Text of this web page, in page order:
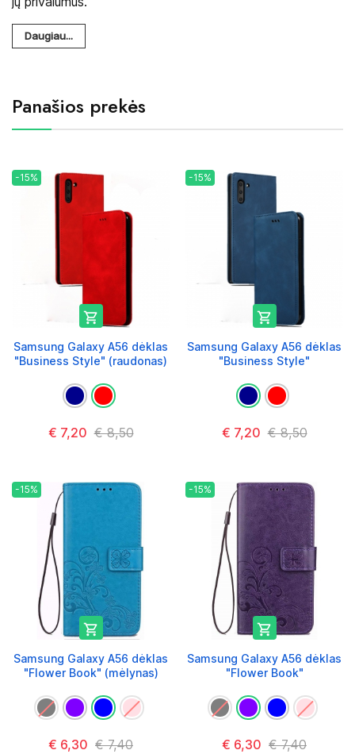
Daugiau...
Panašios prekės
-15%

Samsung Galaxy A56 dėklas
"Business Style" (raudonas)
€ 7,20 € 8,50
-15%

Samsung Galaxy A56 dėklas
"Business Style"
€ 7,20 € 8,50
-15%

Samsung Galaxy A56 dėklas
"Flower Book" (mėlynas)
€ 6,30 € 7,40
-15%

Samsung Galaxy A56 dėklas
"Flower Book"
€ 6,30 € 7,40